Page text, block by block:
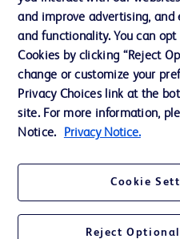
Ethique et conformité
Nous contacter
Paramètres des cookies
Charte de Protection des Données
Conditions d'utlisation
and improve advertising, and
and functionality. You can opt
Cookies by clicking “Reject
change or customize your
Privacy Choices link at the
site. For more information,
Notice.
Privacy Notice.
Cookie
Reject